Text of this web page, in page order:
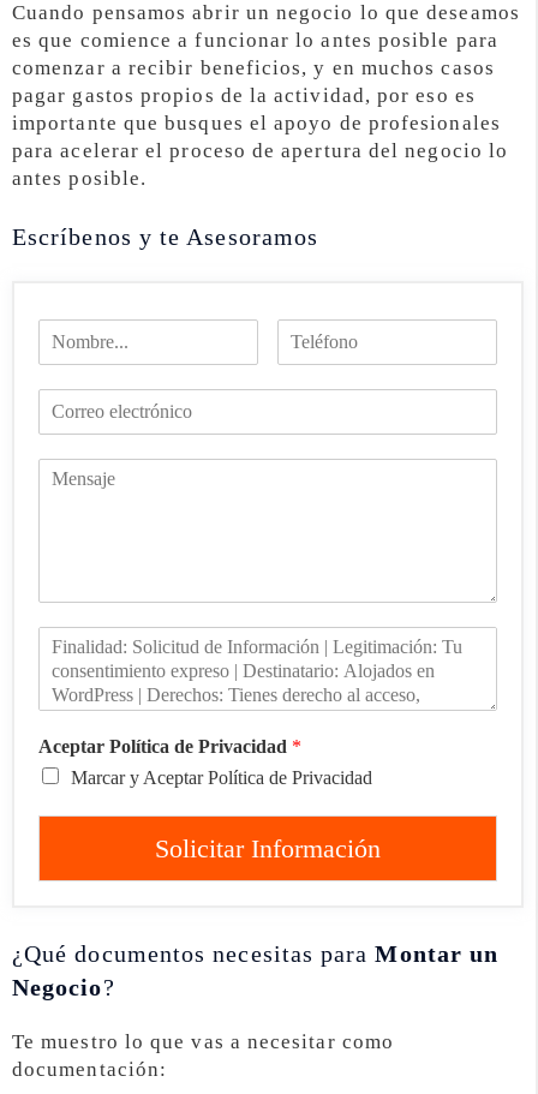
Cuando pensamos abrir un negocio lo que deseamos
es que comience a funcionar lo antes posible para
comenzar a recibir beneficios, y en muchos casos
pagar gastos propios de la actividad, por eso es
importante que busques el apoyo de profesionales
para acelerar el proceso de apertura del negocio lo
antes posible.
Escríbenos y te Asesoramos
Aceptar Política de Privacidad *
Marcar y Aceptar Política de Privacidad
Solicitar Información
¿Qué documentos necesitas paraMontar un
Negocio?
Te muestro lo que vas a necesitar como
documentación: